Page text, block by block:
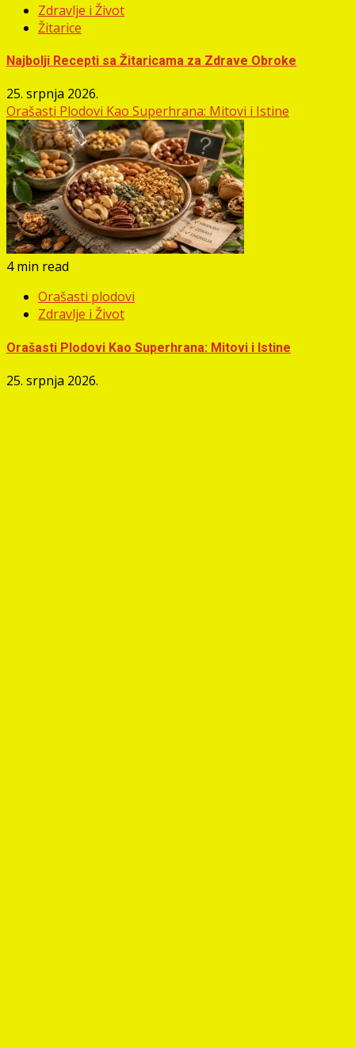
Zdravlje i Život
Žitarice
Najbolji Recepti sa Žitaricama za Zdrave Obroke
25. srpnja 2026.
Orašasti Plodovi Kao Superhrana: Mitovi i Istine
4 min read
Orašasti plodovi
Zdravlje i Život
Orašasti Plodovi Kao Superhrana: Mitovi i Istine
25. srpnja 2026.